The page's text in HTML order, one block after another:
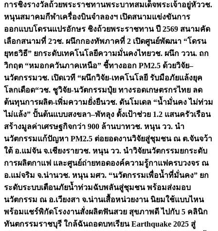
การชิงรางวัลถ้วยพระราชทานพระบาทสมเด็จพระเจ้าอยู่หัววช.
หนุนสมาคมกีฬาเครื่องบินจำลองฯ เปิดสนามแข่งขันการ
ออกแบบโดรนแปรอักษร ชิงถ้วยพระราชทาน ปี 2569 สนามคัด
เลือกสนามที่ 2วช. ผนึกกองทัพภาคที่ 2 เปิดศูนย์พัฒนา “โดรน
ยุทธวิธี” ยกระดับเทคโนโลยีความมั่นคงไทยวช. ผนึก ววน. ถก
วิกฤต “หมอกควันภาคเหนือ” ชี้ทางออก PM2.5 ด้วยวิจัย–
นวัตกรรมวช. เปิดเวที “ผนึกวิจัย-เทคโนโลยี รับมือภัยแล้งยุค
โลกเดือด“วช. ชูวิจัย-นวัตกรรมปุ๋ย ทางรอดเกษตรกรไทย ลด
ต้นทุนการผลิต-เพิ่มความยั่งยืนวช. ดันโมเดล “น้ำมั่นคง ไม่ท่วม
ไม่แล้ง” ปั้นต้นแบบสงขลา–พัทลุง ตั้งเป้าช่วย 1.2 แสนครัวเรือน
สร้างมูลค่าเศรษฐกิจกว่า 900 ล้านบาทวช. หนุน วว. นำ
นวัตกรรมแก้ปัญหา PM2.5 ต่อยอดงานวิจัยสู่ชุมชน ณ ต.จันจว้า
ใต้ อ.แม่จัน จ.เชียงรายวช. หนุน วว. นำวิจัยนวัตกรรมยกระดับ
การผลิตกาแฟ และศูนย์ถ่ายทอดองค์ความรู้กาแฟครบวงจร ณ
อ.แม่จริม จ.น่านวช. หนุน มศว. “นวัตกรรมเพื่อน้ำที่มั่นคง” ยก
ระดับระบบเตือนภัยน้ำท่วมฉับพลันสู่ชุมชน พร้อมส่งมอบ
นวัตกรรม ณ อ.เวียงสา จ.น่านเสื้อหน่วยงาน นิยมใช้แบบไหน
พร้อมแชร์พิกัดโรงงานสั่งผลิตฟันสวย สุขภาพดี ไปกับ 5 คลินิก
ทันตกรรมราชบุรี ใกล้ฉันถอดบทเรียน Earthquake 2025 สู่